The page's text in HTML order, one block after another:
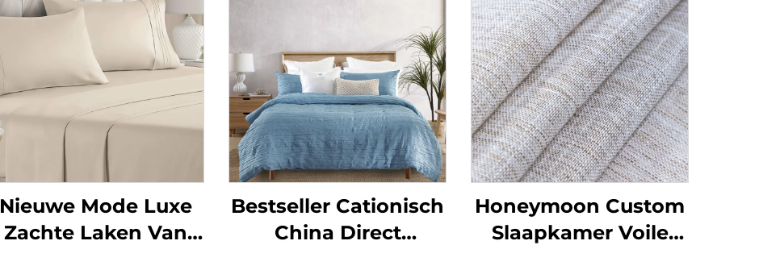
Nieuwe Mode Luxe
Zachte Laken Van
Bestseller Cationisch
China Direct
Honeymoon Custom
Slaapkamer Voile